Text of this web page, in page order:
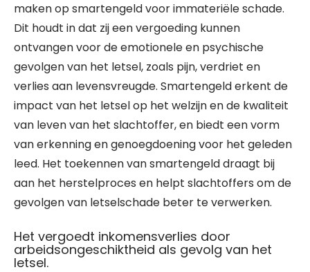
maken op smartengeld voor immateriële schade.
Dit houdt in dat zij een vergoeding kunnen
ontvangen voor de emotionele en psychische
gevolgen van het letsel, zoals pijn, verdriet en
verlies aan levensvreugde. Smartengeld erkent de
impact van het letsel op het welzijn en de kwaliteit
van leven van het slachtoffer, en biedt een vorm
van erkenning en genoegdoening voor het geleden
leed. Het toekennen van smartengeld draagt bij
aan het herstelproces en helpt slachtoffers om de
gevolgen van letselschade beter te verwerken.
Het vergoedt inkomensverlies door
arbeidsongeschiktheid als gevolg van het
letsel.